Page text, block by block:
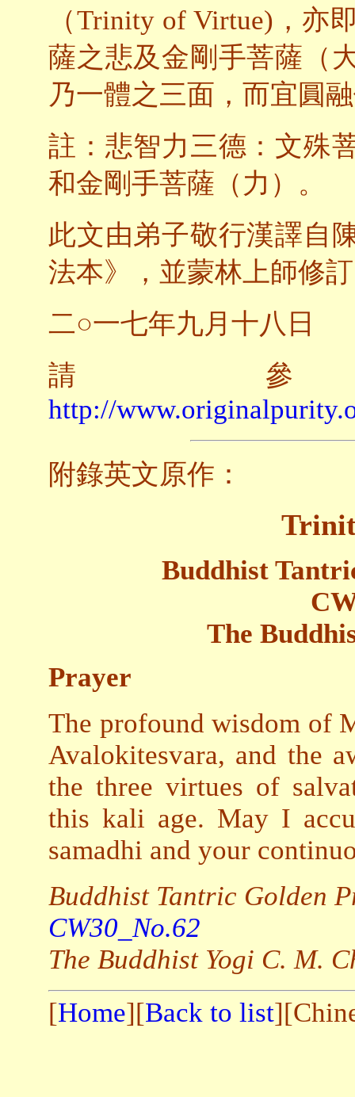
（Trinity of Virtue)，亦
薩之悲及金剛手菩薩（
乃一體之三面，而宜圓
註：悲智力三德：文殊
和金剛手菩薩（力）。
此文由弟子敬行漢譯自
法本》，並蒙林上師修
二○一七年九月十八日
請
http://
附錄英文原作：
Buddhist
The
Prayer
The profound wisdom of
Avalokitesvara, and the
the three virtues of
this kali age. May I
samadhi and your
Buddhist Tantric Golden
CW30_No.62
The Buddhist Yogi C. M.
[Home][Back to list